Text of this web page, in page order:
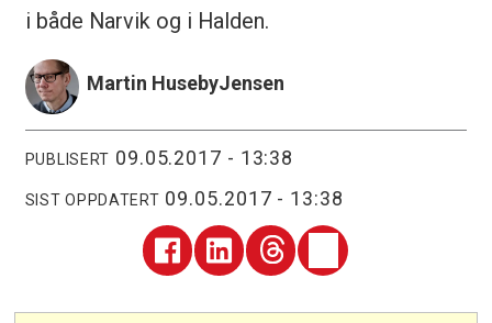
i både Narvik og i Halden.
Martin HusebyJensen
PUBLISERT 09.05.2017 - 13:38
SIST OPPDATERT 09.05.2017 - 13:38